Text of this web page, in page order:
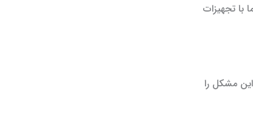
با تجهیزات
مشکل را